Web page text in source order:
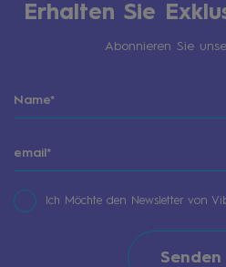
Erhalten Sie
Abonnieren Sie
Ich Möchte den Newsletter von
Senden